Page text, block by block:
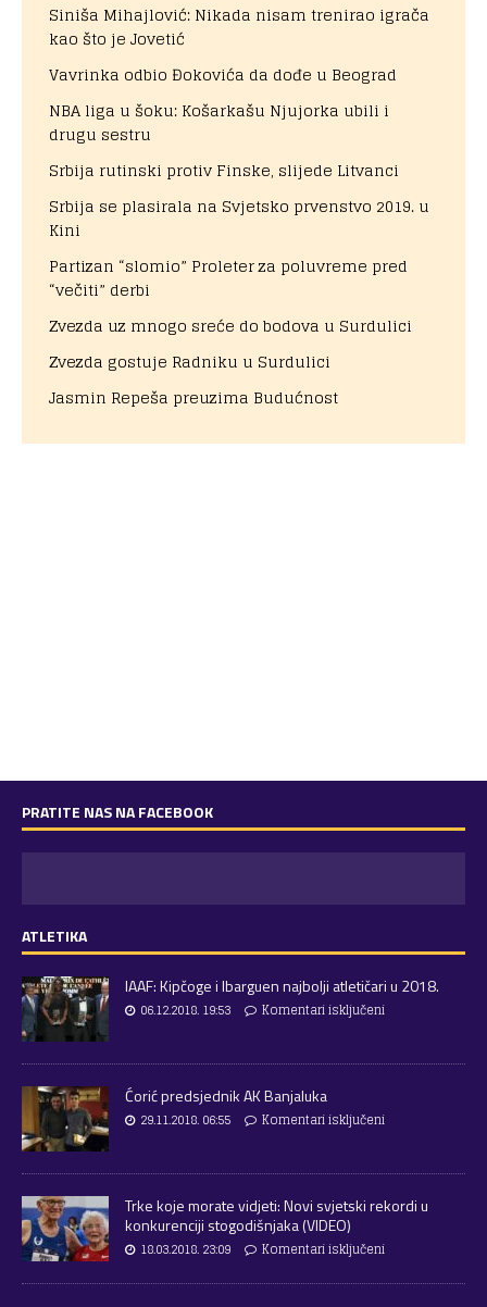
Siniša Mihajlović: Nikada nisam trenirao igrača
kao što je Jovetić
Vavrinka odbio Đokovića da dođe u Beograd
NBA liga u šoku: Košarkašu Njujorka ubili i
drugu sestru
Srbija rutinski protiv Finske, slijede Litvanci
Srbija se plasirala na Svjetsko prvenstvo 2019. u
Kini
Partizan “slomio” Proleter za poluvreme pred
“večiti” derbi
Zvezda uz mnogo sreće do bodova u Surdulici
Zvezda gostuje Radniku u Surdulici
Jasmin Repeša preuzima Budućnost
PRATITE NAS NA FACEBOOK
ATLETIKA
IAAF: Kipčoge i Ibarguen najbolji atletičari u 2018.
06.12.2018. 19:53 Komentari isključeni
Ćorić predsjednik AK Banjaluka
29.11.2018. 06:55 Komentari isključeni
Trke koje morate vidjeti: Novi svjetski rekordi u
konkurenciji stogodišnjaka (VIDEO)
18.03.2018. 23:09 Komentari isključeni